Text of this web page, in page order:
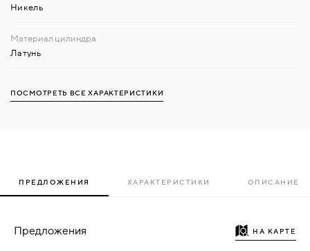
Никель
Латунь
ПОСМОТРЕТЬ ВСЕ ХАРАКТЕРИСТИКИ
ПРЕДЛОЖЕНИЯ ХАРАКТЕРИСТИКИ ОПИСАНИЕ
Предложения НА КАРТЕ